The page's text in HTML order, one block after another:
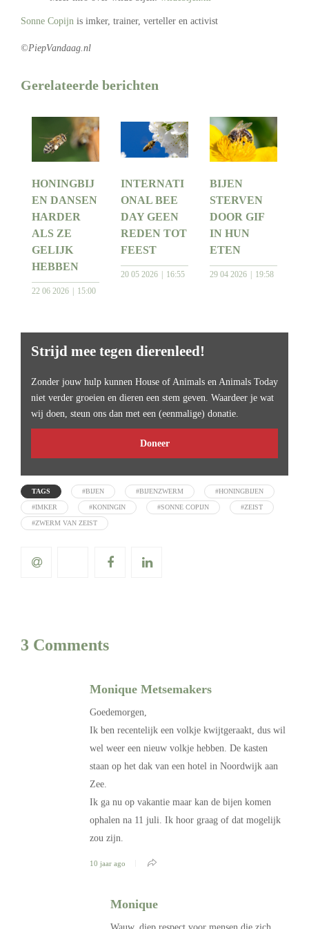
Sonne Copijn is imker, trainer, verteller en activist
©PiepVandaag.nl
Gerelateerde berichten
HONINGBIJ
EN DANSEN
HARDER
ALS ZE
GELIJK
HEBBEN
22 06 2026 15:00
INTERNATI
ONAL BEE
DAY GEEN
REDEN TOT
FEEST
20 05 2026 16:55
BIJEN
STERVEN
DOOR GIF
IN HUN
ETEN
29 04 2026 19:58
Strijd mee tegen dierenleed!
Zonder jouw hulp kunnen House of Animals en Animals Today
niet verder groeien en dieren een stem geven. Waardeer je wat
wij doen, steun ons dan met een (eenmalige) donatie.
Doneer
TAGS #BIJEN #BIJENZWERM #HONINGBIJEN
#IMKER #KONINGIN #SONNE COPIJN #ZEIST
#ZWERM VAN ZEIST
3 Comments
Monique Metsemakers
Goedemorgen,
Ik ben recentelijk een volkje kwijtgeraakt, dus wil
wel weer een nieuw volkje hebben. De kasten
staan op het dak van een hotel in Noordwijk aan
Zee.
Ik ga nu op vakantie maar kan de bijen komen
ophalen na 11 juli. Ik hoor graag of dat mogelijk
zou zijn.
10 jaar ago
Monique